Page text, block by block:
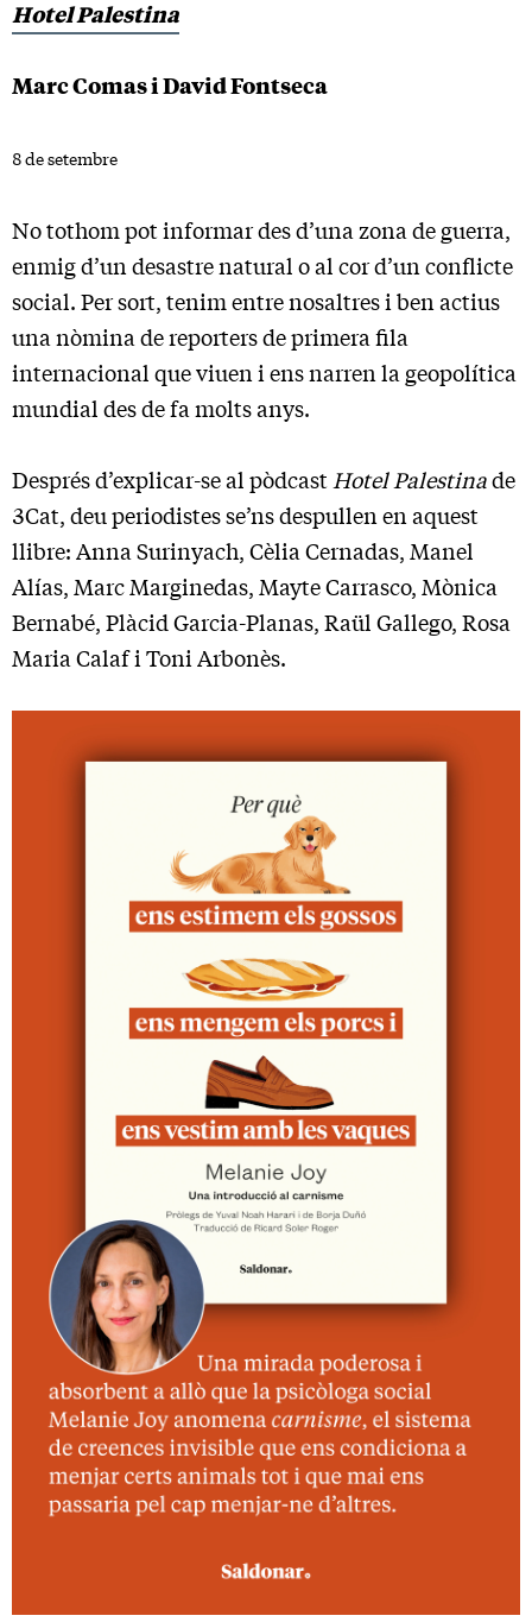
Hotel Palestina
Marc Comas i David Fontseca
8 de setembre
No tothom pot informar des d’una zona de guerra,
enmig d’un desastre natural o al cor d’un conflicte
social. Per sort, tenim entre nosaltres i ben actius
una nòmina de reporters de primera fila
internacional que viuen i ens narren la geopolítica
mundial des de fa molts anys.
Després d’explicar-se al pòdcastHotel Palestinade
3Cat, deu periodistes se’ns despullen en aquest
llibre: Anna Surinyach, Cèlia Cernadas, Manel
Alías, Marc Marginedas, Mayte Carrasco, Mònica
Bernabé, Plàcid Garcia-Planas, Raül Gallego, Rosa
Maria Calaf i Toni Arbonès.